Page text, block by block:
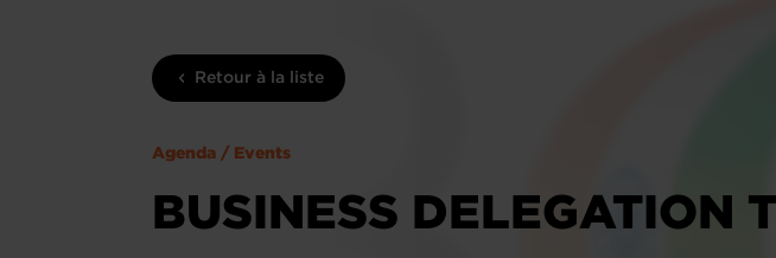
Retour à la liste
Agenda / Events
BUSINESS DELEGATION